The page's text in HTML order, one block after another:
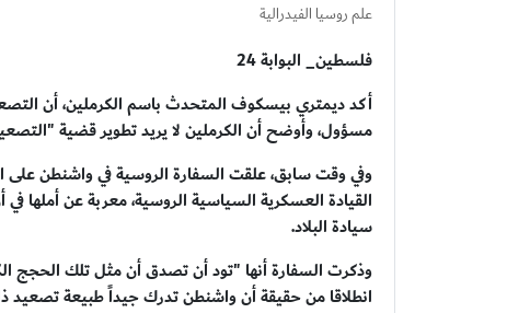
علم روسيا الفيدرالية
فلسطين_ البوابة 24
أكد ديمتري بيسكوف المتحدث باسم الكرملين، أن
مسؤول، وأوضح أن الكرملين لا يريد تطوير قضية
وفي وقت سابق، علقت السفارة الروسية في واشنطن على
القيادة العسكرية السياسية الروسية، معربة عن
سيادة البلاد.
وذكرت السفارة أنها "تود أن تصدق أن مثل تلك الحجج
انطلاقا من حقيقة أن واشنطن تدرك جيداً طبيعة